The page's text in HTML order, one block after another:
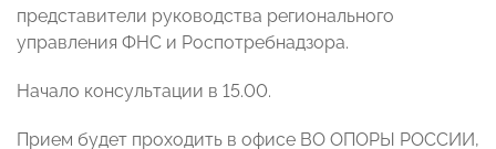
представители руководства регионального
управления ФНС и Роспотребнадзора.
Начало консультации в 15.00.
Прием будет проходить в офисе ВО ОПОРЫ РОССИИ,